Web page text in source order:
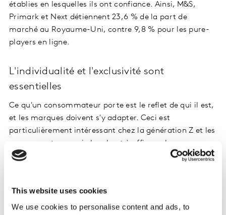
This website uses cookies
We use cookies to personalise content and ads, to
établies en lesquelles ils ont confiance. Ainsi, M&S,
Primark et Next détiennent 23,6 % de la part de
marché au Royaume-Uni, contre 9,8 % pour les pure-
players en ligne.
L'individualité et l'exclusivité sont
essentielles
Ce qu'un consommateur porte est le reflet de qui il est,
et les marques doivent s'y adapter. Ceci est
particulièrement intéressant chez la génération Z et les
consommateurs qui cherchent à affirmer leur
individualité. Nos données récentes sur la santé des
la Différence. Cela représente les 2/3 du marché, ce qui
montre à quel point la Différence est indispensable.